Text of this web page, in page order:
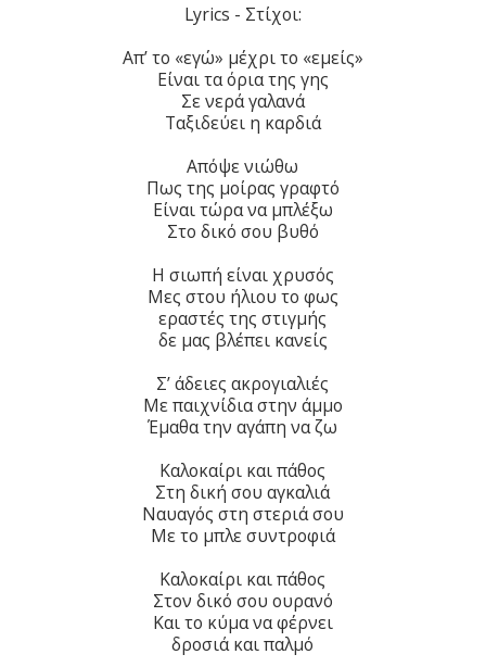
Lyrics - Στίχοι:
Απ’ το «εγώ» μέχρι το «εμείς»
Είναι τα όρια της γης
Σε νερά γαλανά
Ταξιδεύει η καρδιά
Απόψε νιώθω
Πως της μοίρας γραφτό
Είναι τώρα να μπλέξω
Στο δικό σου βυθό
Η σιωπή είναι χρυσός
Μες στου ήλιου το φως
εραστές της στιγμής
δε μας βλέπει κανείς
Σ’ άδειες ακρογιαλιές
Με παιχνίδια στην άμμο
Έμαθα την αγάπη να ζω
Καλοκαίρι και πάθος
Στη δική σου αγκαλιά
Ναυαγός στη στεριά σου
Με το μπλε συντροφιά
Καλοκαίρι και πάθος
Στον δικό σου ουρανό
Και το κύμα να φέρνει
δροσιά και παλμό